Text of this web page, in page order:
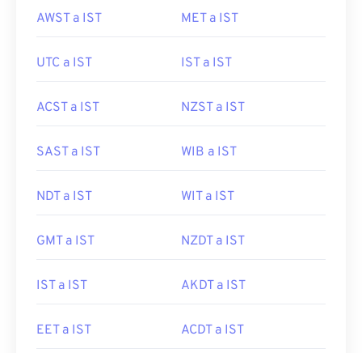
AWST a IST MET a IST
UTC a IST IST a IST
ACST a IST NZST a IST
SAST a IST WIB a IST
NDT a IST WIT a IST
GMT a IST NZDT a IST
IST a IST AKDT a IST
EET a IST ACDT a IST